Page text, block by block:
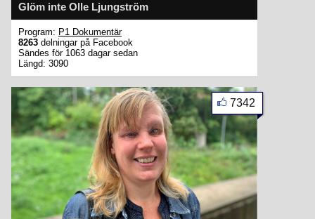
Glöm inte Olle Ljungström
Program: P1 Dokumentär
8263 delningar på Facebook
Sändes för 1063 dagar sedan
Längd: 3090
7342